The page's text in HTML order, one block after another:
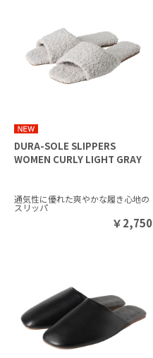
DURA-SOLE SLIPPERS
WOMEN CURLY LIGHT GRAY
通気性に優れた爽やかな履き心地の
スリッパ
￥2,750